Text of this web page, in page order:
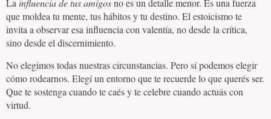
La influencia de tus amigosno es un detalle menor. Es una fuerza
que moldea tu mente, tus hábitos y tu destino. El estoicismo te
invita a observar esa influencia con valentía, no desde la crítica,
sino desde el discernimiento.
No elegimos todas nuestras circunstancias. Pero sí podemos elegir
cómo rodearnos. Elegí un entorno que te recuerde lo que querés ser.
Que te sostenga cuando te caés y te celebre cuando actuás con
virtud.